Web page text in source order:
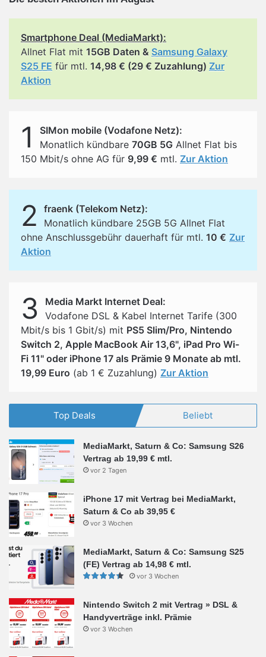
Smartphone Deal (MediaMarkt):
Allnet Flat mit 15GB Daten & Samsung Galaxy
S25 FE für mtl. 14,98 € (29 € Zuzahlung) Zur
Aktion
1
SIMon mobile (Vodafone Netz):
Monatlich kündbare 70GB 5G Allnet Flat bis
150 Mbit/s ohne AG für 9,99 € mtl. Zur Aktion
2
fraenk (Telekom Netz):
Monatlich kündbare 25GB 5G Allnet Flat
ohne Anschlussgebühr dauerhaft für mtl. 10 € Zur
Aktion
3
Media Markt Internet Deal:
Vodafone DSL & Kabel Internet Tarife (300
Mbit/s bis 1 Gbit/s) mit PS5 Slim/Pro, Nintendo
Switch 2, Apple MacBook Air 13,6", iPad Pro Wi-
Fi 11" oder iPhone 17 als Prämie 9 Monate ab mtl.
19,99 Euro (ab 1 € Zuzahlung) Zur Aktion
Top Deals Beliebt
MediaMarkt, Saturn & Co: Samsung S26
Vertrag ab 19,99 € mtl.
vor 2 Tagen
iPhone 17 mit Vertrag bei MediaMarkt,
Saturn & Co ab 39,95 €
vor 3 Wochen
MediaMarkt, Saturn & Co: Samsung S25
(FE) Vertrag ab 14,98 € mtl.
vor 3 Wochen
Nintendo Switch 2 mit Vertrag » DSL &
Handyverträge inkl. Prämie
vor 3 Wochen